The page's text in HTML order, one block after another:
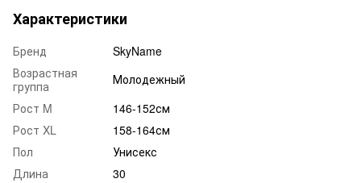
Характеристики
Бренд
SkyName
Возрастная
группа
Молодежный
Рост M
146-152см
Рост XL
158-164см
Пол
Унисекс
Длина
30